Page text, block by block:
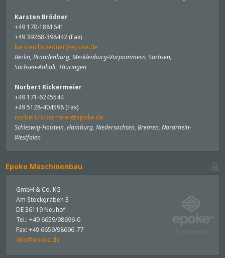
Karsten Brödner
+49 170-1881641
+49 39268-398442 (Fax)
karsten.broedner@epoke.de
Berlin, Brandenburg, Mecklenburg-Vorpommern, Sachsen,
Sachsen-Anhalt, Thüringen
Norbert Rickermeier
+49 171-6245544
+49 5128-404598 (Fax)
norbert.rickermeier@epoke.de
Schleswig-Holstein, Hamburg, Niedersachsen, Bremen, Nordrhein-
Westfalen
Epoke Maschinenbau
GmbH & Co. KG
Am Stockgraben 3
DE 36119 Neuhof
Tel.: +49 6659/98696-0
Fax: +49 6659/98696-77
info@epoke.de